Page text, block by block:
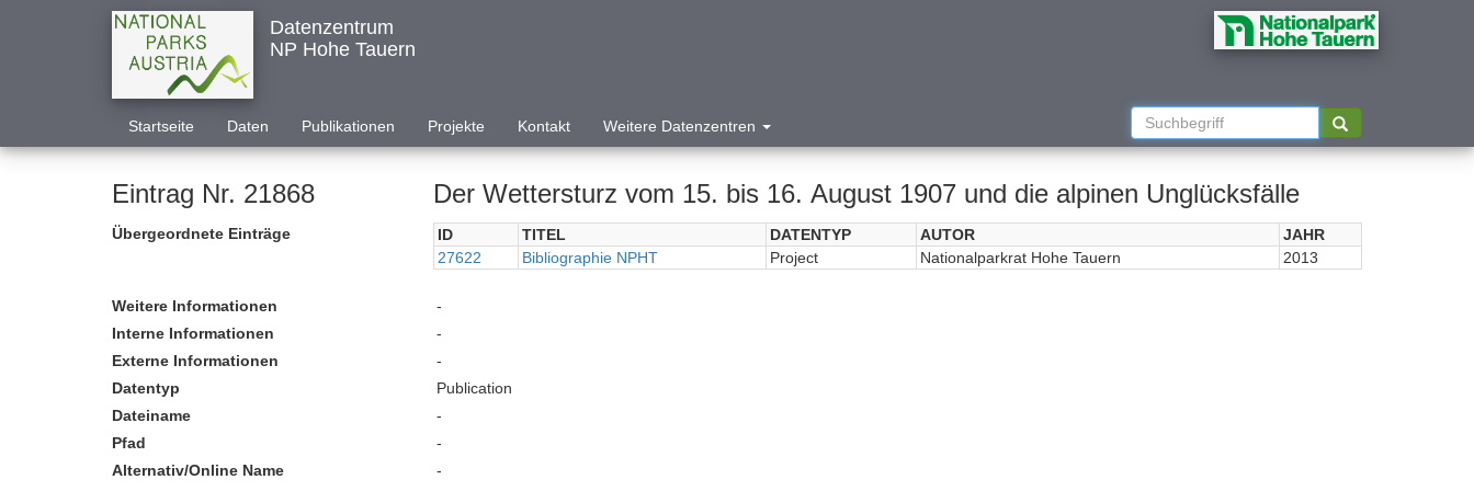
Datenzentrum
NP Hohe Tauern
Startseite Daten Publikationen Projekte Kontakt Weitere Datenzentren
Eintrag Nr. 21868 Der Wettersturz vom 15. bis 16. August 1907 und die alpinen Unglücksfälle
Übergeordnete Einträge ID TITEL DATENTYP AUTOR
JAHR
27622
Bibliographie NPHT Project Nationalparkrat Hohe Tauern 2013
Weitere Informationen
-
Interne Informationen
-
Externe Informationen
-
Datentyp
Publication
Dateiname
-
Pfad
-
Alternativ/Online Name
-